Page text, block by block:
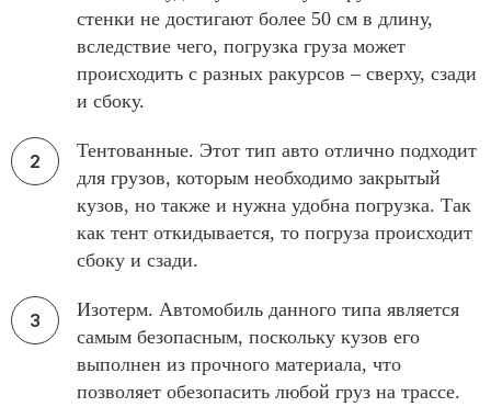
стенки не достигают более 50 см в длину,
вследствие чего, погрузка груза может
происходить с разных ракурсов – сверху, сзади
и сбоку.
Тентованные. Этот тип авто отлично подходит
для грузов, которым необходимо закрытый
кузов, но также и нужна удобна погрузка. Так
как тент откидывается, то погруза происходит
сбоку и сзади.
Изотерм. Автомобиль данного типа является
самым безопасным, поскольку кузов его
выполнен из прочного материала, что
позволяет обезопасить любой груз на трассе.